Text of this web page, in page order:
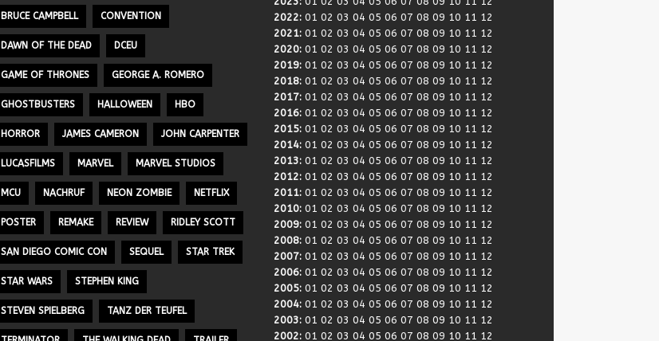
BRUCE CAMPBELL CONVENTION
DAWN OF THE DEAD DCEU
GAME OF THRONES GEORGE A. ROMERO
GHOSTBUSTERS HALLOWEEN HBO
HORROR JAMES CAMERON JOHN CARPENTER
LUCASFILMS MARVEL MARVEL STUDIOS
MCU NACHRUF NEON ZOMBIE NETFLIX
POSTER REMAKE REVIEW RIDLEY SCOTT
SAN DIEGO COMIC CON SEQUEL STAR TREK
STAR WARS STEPHEN KING
STEVEN SPIELBERG TANZ DER TEUFEL
2022: 01 02 03 04 05 06 07 08 09 10 11 12
2021: 01 02 03 04 05 06 07 08 09 10 11 12
2020: 01 02 03 04 05 06 07 08 09 10 11 12
2019: 01 02 03 04 05 06 07 08 09 10 11 12
2018: 01 02 03 04 05 06 07 08 09 10 11 12
2017: 01 02 03 04 05 06 07 08 09 10 11 12
2016: 01 02 03 04 05 06 07 08 09 10 11 12
2015: 01 02 03 04 05 06 07 08 09 10 11 12
2014: 01 02 03 04 05 06 07 08 09 10 11 12
2013: 01 02 03 04 05 06 07 08 09 10 11 12
2012: 01 02 03 04 05 06 07 08 09 10 11 12
2011: 01 02 03 04 05 06 07 08 09 10 11 12
2010: 01 02 03 04 05 06 07 08 09 10 11 12
2009: 01 02 03 04 05 06 07 08 09 10 11 12
2008: 01 02 03 04 05 06 07 08 09 10 11 12
2007: 01 02 03 04 05 06 07 08 09 10 11 12
2006: 01 02 03 04 05 06 07 08 09 10 11 12
2005: 01 02 03 04 05 06 07 08 09 10 11 12
2004: 01 02 03 04 05 06 07 08 09 10 11 12
2003: 01 02 03 04 05 06 07 08 09 10 11 12
2002: 01 02 03 04 05 06 07 08 09 10 11 12